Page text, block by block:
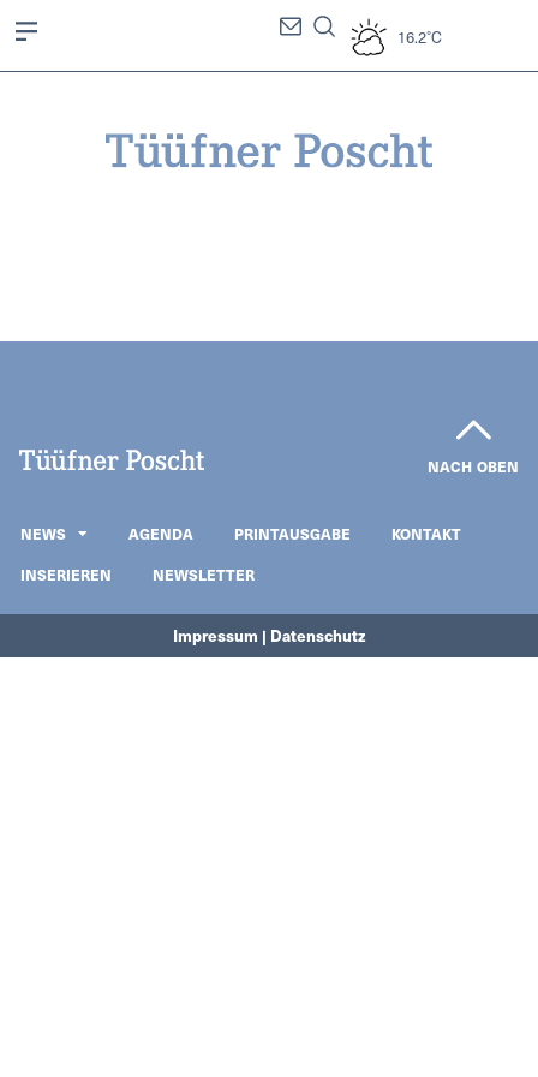
16.2°C
NACH OBEN
NEWS AGENDA PRINTAUSGABE
KONTAKT
INSERIEREN
NEWSLETTER
Impressum | Datenschutz